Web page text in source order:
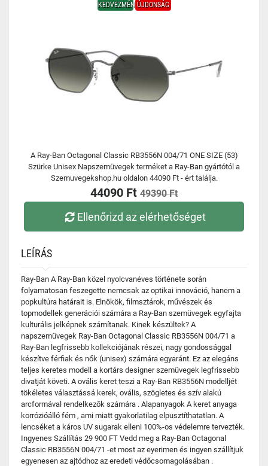
KEDVEZMÉNYÚJDONSÁG
A Ray-Ban Octagonal Classic RB3556N 004/71 ONE SIZE (53)
Szürke Unisex Napszemüvegek terméket a Ray-Ban gyártótól a
Szemuvegekshop.hu oldalon 44090 Ft - ért találja.
44090 Ft 49390 Ft
Ellenőrizd az elérhetőséget
LEÍRÁS
Ray-Ban A Ray-Ban közel nyolcvanéves története során
folyamatosan feszegette nemcsak az optikai innováció, hanem a
popkultúra határait is. Elnökök, filmsztárok, művészek és
topmodellek generációi számára a Ray-Ban szemüvegek egyfajta
kulturális jelképnek számítanak. Kinek készültek? A
napszemüvegek Ray-Ban Octagonal Classic RB3556N 004/71 a
Ray-Ban legfrissebb kollekciójának részei, nagy gondossággal
készítve férfiak és nők (unisex) számára egyaránt. Ez az elegáns
teljes keretes modell a kortárs designer szemüvegek legfrissebb
divatját követi. A ovális keret teszi a Ray-Ban RB3556N modelljét
tökéletes választássá kerek, ovális, szögletes és szív alakú
arcformával rendelkezők számára . Alapanyagok A keret anyaga
korrózióálló fém , ami miatt gyakorlatilag elpusztíthatatlan. A
lencséket a káros UV sugarak elleni 100%-os védelemre tervezték.
Ingyenes Szállítás 29 900 FT Vedd meg a Ray-Ban Octagonal
Classic RB3556N 004/71 -et most az eyerimen és ingyen szállítjuk
egyenesen az ajtódhoz az eredeti védőcsomagolásában .